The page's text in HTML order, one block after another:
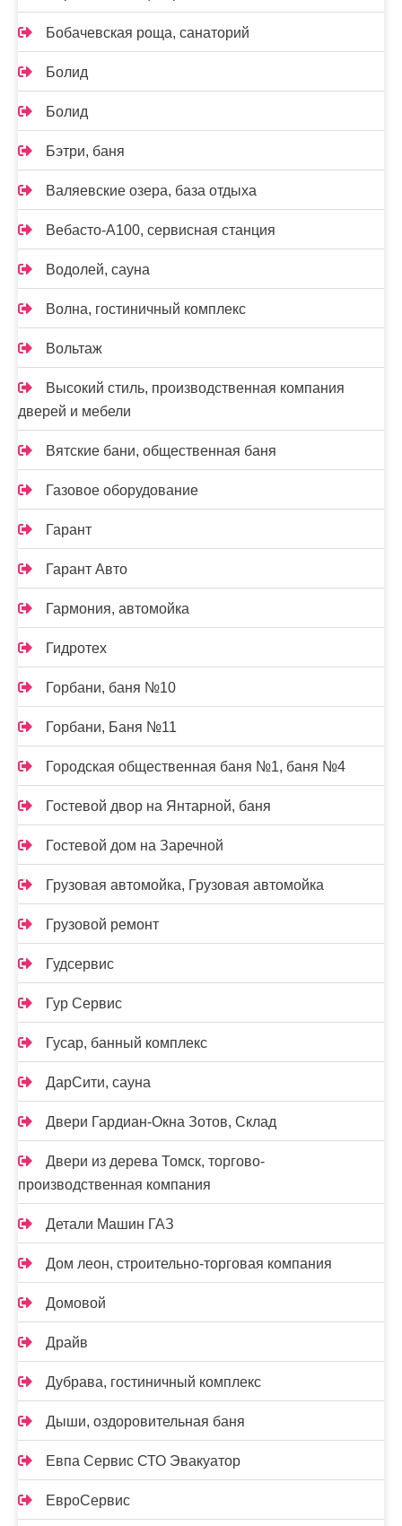
Бобачевская роща, санаторий
Болид
Болид
Бэтри, баня
Валяевские озера, база отдыха
Вебасто-А100, сервисная станция
Водолей, сауна
Волна, гостиничный комплекс
Вольтаж
Высокий стиль, производственная компания
дверей и мебели
Вятские бани, общественная баня
Газовое оборудование
Гарант
Гарант Авто
Гармония, автомойка
Гидротех
Горбани, баня №10
Горбани, Баня №11
Городская общественная баня №1, баня №4
Гостевой двор на Янтарной, баня
Гостевой дом на Заречной
Грузовая автомойка, Грузовая автомойка
Грузовой ремонт
Гудсервис
Гур Сервис
Гусар, банный комплекс
ДарСити, сауна
Двери Гардиан-Окна Зотов, Склад
Двери из дерева Томск, торгово-
производственная компания
Детали Машин ГАЗ
Дом леон, строительно-торговая компания
Домовой
Драйв
Дубрава, гостиничный комплекс
Дыши, оздоровительная баня
Евпа Сервис СТО Эвакуатор
ЕвроСервис